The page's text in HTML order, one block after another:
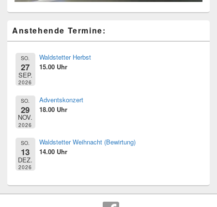
Seitenleisten
Widget-
Anstehende Termine:
SO.
27
SEP.
2026
Waldstetter Herbst
15.00 Uhr
SO.
29
NOV.
2026
Adventskonzert
18.00 Uhr
SO.
13
DEZ.
2026
Waldstetter Weihnacht (Bewirtung)
14.00 Uhr